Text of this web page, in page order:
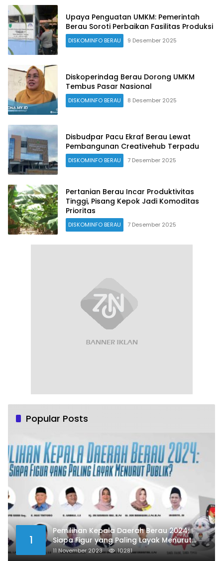
Upaya Penguatan UMKM: Pemerintah
Berau Soroti Perbaikan Fasilitas Produksi
DISKOMINFO BERAU 9 Desember 2025
Diskoperindag Berau Dorong UMKM
Tembus Pasar Nasional
DISKOMINFO BERAU 8 Desember 2025
Disbudpar Pacu Ekraf Berau Lewat
Pembangunan Creativehub Terpadu
DISKOMINFO BERAU 7 Desember 2025
Pertanian Berau Incar Produktivitas
Tinggi, Pisang Kepok Jadi Komoditas
Prioritas
DISKOMINFO BERAU 7 Desember 2025
Popular Posts
1
Pemilihan Kepala Daerah Berau 2024:
Siapa Figur yang Paling Layak Menurut
Publik?
11 November 2023 10281